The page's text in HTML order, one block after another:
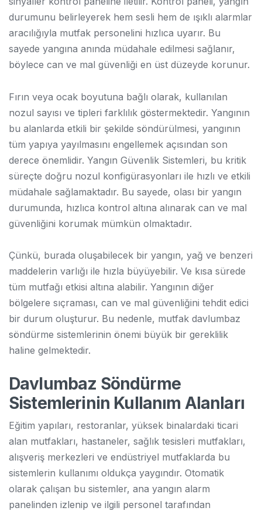
durumunu belirleyerek hem sesli hem de ışıklı alarmlar
aracılığıyla mutfak personelini hızlıca uyarır. Bu
sayede yangına anında müdahale edilmesi sağlanır,
böylece can ve mal güvenliği en üst düzeyde korunur.
Fırın veya ocak boyutuna bağlı olarak, kullanılan
nozul sayısı ve tipleri farklılık göstermektedir. Yangının
bu alanlarda etkili bir şekilde söndürülmesi, yangının
tüm yapıya yayılmasını engellemek açısından son
derece önemlidir. Yangın Güvenlik Sistemleri, bu kritik
süreçte doğru nozul konfigürasyonları ile hızlı ve etkili
müdahale sağlamaktadır. Bu sayede, olası bir yangın
durumunda, hızlıca kontrol altına alınarak can ve mal
güvenliğini korumak mümkün olmaktadır.
Çünkü, burada oluşabilecek bir yangın, yağ ve benzeri
maddelerin varlığı ile hızla büyüyebilir. Ve kısa sürede
tüm mutfağı etkisi altına alabilir. Yangının diğer
bölgelere sıçraması, can ve mal güvenliğini tehdit edici
bir durum oluşturur. Bu nedenle, mutfak davlumbaz
söndürme sistemlerinin önemi büyük bir gereklilik
haline gelmektedir.
Davlumbaz Söndürme
Sistemlerinin Kullanım Alanları
Eğitim yapıları, restoranlar, yüksek binalardaki ticari
alan mutfakları, hastaneler, sağlık tesisleri mutfakları,
alışveriş merkezleri ve endüstriyel mutfaklarda bu
sistemlerin kullanımı oldukça yaygındır. Otomatik
olarak çalışan bu sistemler, ana yangın alarm
panelinden izlenip ve ilgili personel tarafından